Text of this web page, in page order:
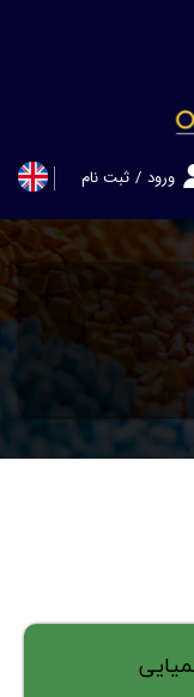
ورود / ثبت نام